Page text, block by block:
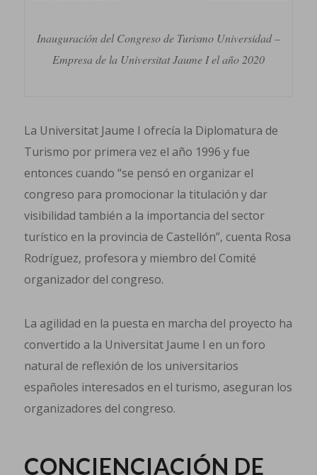
Inauguración del Congreso de Turismo Universidad –
Empresa de la Universitat Jaume I el año 2020
La Universitat Jaume I ofrecía la Diplomatura de
Turismo por primera vez el año 1996 y fue
entonces cuando “se pensó en organizar el
congreso para promocionar la titulación y dar
visibilidad también a la importancia del sector
turístico en la provincia de Castellón”, cuenta Rosa
Rodríguez, profesora y miembro del Comité
organizador del congreso.
La agilidad en la puesta en marcha del proyecto ha
convertido a la Universitat Jaume I en un foro
natural de reflexión de los universitarios
españoles interesados en el turismo, aseguran los
organizadores del congreso.
CONCIENCIACIÓN DE